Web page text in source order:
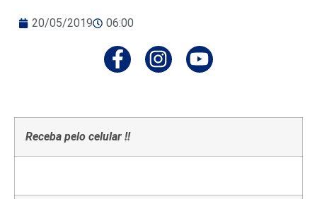
20/05/2019 06:00
Receba pelo celular !!